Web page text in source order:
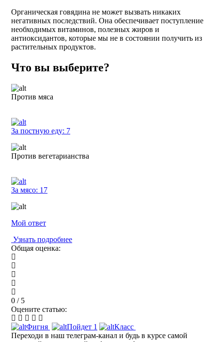
Органическая говядина не может вызвать никаких
негативных последствий. Она обеспечивает поступление
необходимых витаминов, полезных жиров и
антиоксидантов, которые мы не в состоянии получить из
растительных продуктов.
Что вы выберите?
Против мяса
За постную еду: 7
Против вегетарианства
За мясо: 17
Мой ответ
Узнать подробнее
Общая оценка:
0 / 5
Оцените статью:
Фигня Пойдет 1
Класс
Переходи в наш телеграм-канал и будь в курсе самой